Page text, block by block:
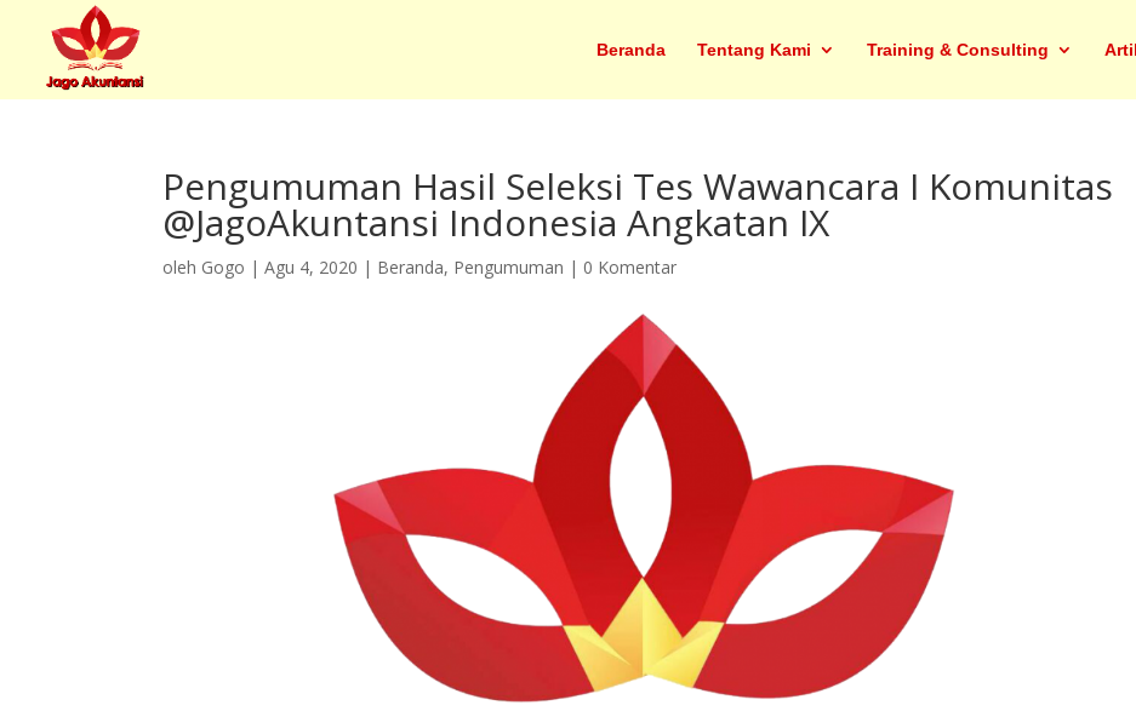
Beranda Tentang Kami Training & Consulting
Pengumuman Hasil Seleksi Tes Wawancara I Komunitas
@JagoAkuntansi Indonesia Angkatan IX
oleh Gogo |Agu 4, 2020 | Beranda, Pengumuman | 0 Komentar